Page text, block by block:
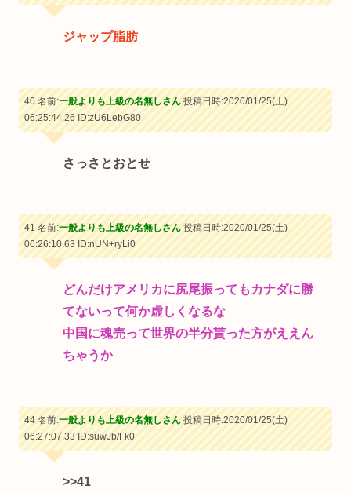
ジャップ脂肪
40 名前:一般よりも上級の名無しさん投稿日時:2020/01/25(土)
06:25:44.26ID:zU6LebG80
さっさとおとせ
41 名前:一般よりも上級の名無しさん投稿日時:2020/01/25(土)
06:26:10.63ID:nUN+ryLi0
どんだけアメリカに尻尾振ってもカナダに勝
てないって何か虚しくなるな
中国に魂売って世界の半分貰った方がええん
ちゃうか
44 名前:一般よりも上級の名無しさん投稿日時:2020/01/25(土)
06:27:07.33ID:suwJb/Fk0
>>41